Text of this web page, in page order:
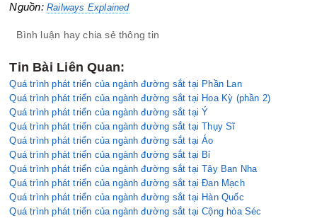
Nguồn:Railways Explained
Bình luận hay chia sẻ thông tin
Tin Bài Liên Quan:
Quá trình phát triển của ngành đường sắt tại Phần Lan
Quá trình phát triển của ngành đường sắt tại Hoa Kỳ (phần 2)
Quá trình phát triển của ngành đường sắt tại Ý
Quá trình phát triển của ngành đường sắt tại Thụy Sĩ
Quá trình phát triển của ngành đường sắt tại Áo
Quá trình phát triển của ngành đường sắt tại Bỉ
Quá trình phát triển của ngành đường sắt tại Tây Ban Nha
Quá trình phát triển của ngành đường sắt tại Đan Mạch
Quá trình phát triển của ngành đường sắt tại Hàn Quốc
Quá trình phát triển của ngành đường sắt tại Cộng hòa Séc